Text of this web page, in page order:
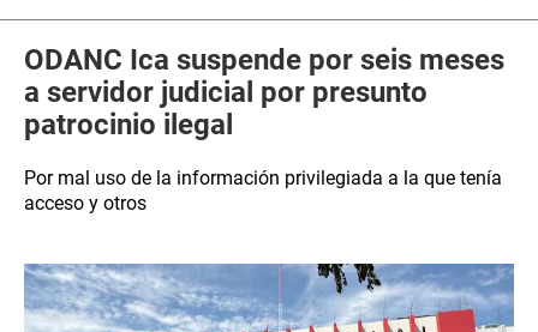
ODANC Ica suspende por seis meses
a servidor judicial por presunto
patrocinio ilegal
Por mal uso de la información privilegiada a la que tenía
acceso y otros